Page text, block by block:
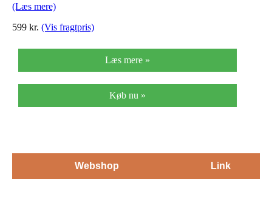
(Læs mere)
599 kr. (Vis fragtpris)
Læs mere »
Køb nu »
Webshop Link